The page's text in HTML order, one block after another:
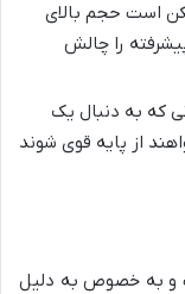
است حجم بالای
را چالش
که به دنبال یک
از پایه قوی شوند
و به خصوص به دلیل